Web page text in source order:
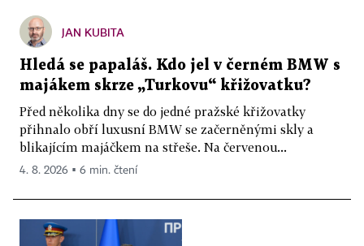
JAN KUBITA
Hledá se papaláš. Kdo jel v černém BMW s
majákem skrze „Turkovu“ křižovatku?
Před několika dny se do jedné pražské křižovatky
přihnalo obří luxusní BMW se začerněnými skly a
blikajícím majáčkem na střeše. Na červenou...
4. 8. 2026 ▪ 6 min. čtení